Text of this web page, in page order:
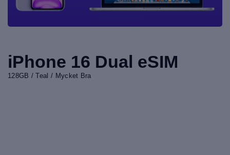
iPhone 16 Dual eSIM
128GB / Teal / Mycket Bra